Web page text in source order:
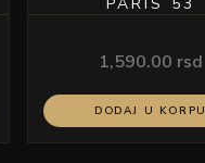
1,590.00 rsd
DODAJ U KORPU